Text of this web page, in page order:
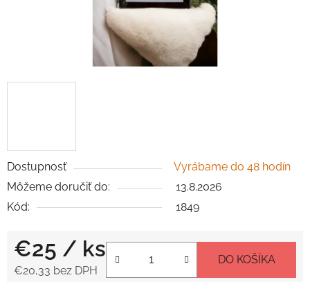
Dostupnosť
Vyrábame do 48 hodín
Môžeme doručiť do:
13.8.2026
Kód:
1849
€25 / ks
€20,33 bez DPH
DO KOŠÍKA